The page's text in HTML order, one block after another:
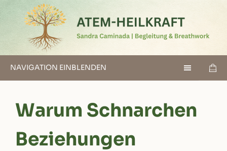
NAVIGATION EINBLENDEN
Warum Schnarchen
Beziehungen